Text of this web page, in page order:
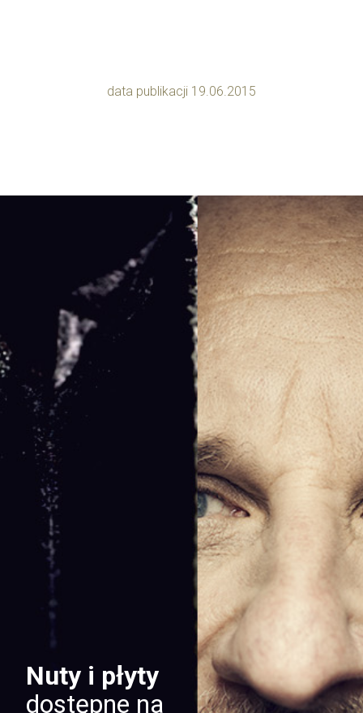
data publikacji 19.06.2015
Nuty i płyty
dostępne na